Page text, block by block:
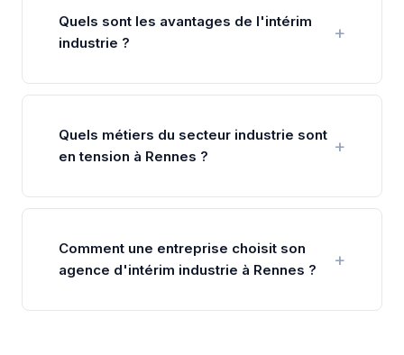
Quels sont les avantages de l'intérim
industrie ?
Quels métiers du secteur industrie sont
en tension à Rennes ?
Comment une entreprise choisit son
agence d'intérim industrie à Rennes ?